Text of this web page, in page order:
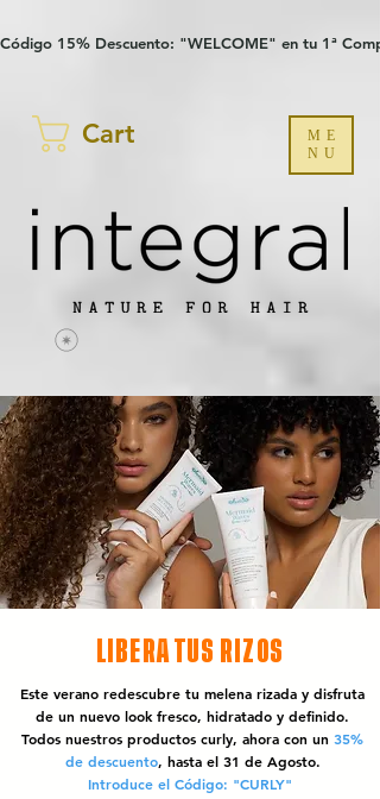
Código 15% Descuento: "WELCOME" en tu 1ª
Cart
ME
NU
LIBERA TUS RIZOS
Este verano redescubre tu melena rizada y disfruta
de un nuevo look fresco, hidratado y definido.
Todos nuestros productos curly, ahora con un 35%
de descuento, hasta el 31 de Agosto.
Introduce el Código: "CURLY"